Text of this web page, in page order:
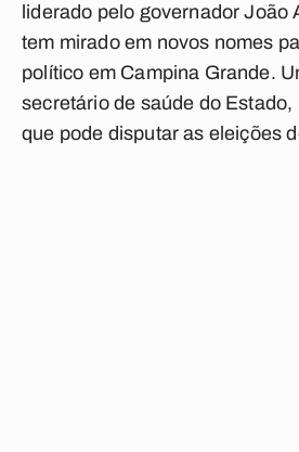
liderado pelo governador João
tem mirado em novos nomes
político em Campina Grande.
secretário de saúde do
que pode disputar as eleições